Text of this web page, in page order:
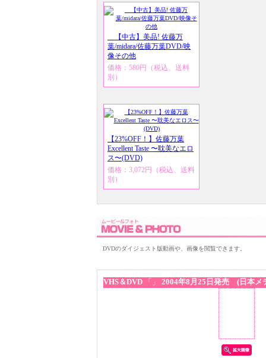
【中古】美品! 佐藤万
葉/midara/佐藤万葉DVD/映
像その他
価格：580円（税込、送料
別）
【23%OFF！】佐藤万葉
Excellent Taste 〜耽美なエロ
ス〜(DVD)
価格：3,072円（税込、送料
別）
DVDのダイジェスト版動画や、画像を閲覧できます。
VHS＆DVD 「 」 2004年8月25日発売 (日本メ